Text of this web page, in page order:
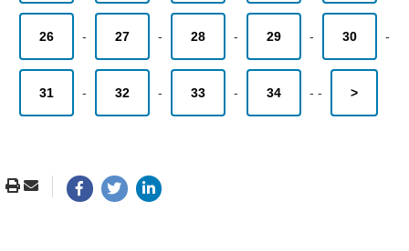
26 - 27 - 28 - 29 - 30 -
31 - 32 - 33 - 34 - - >